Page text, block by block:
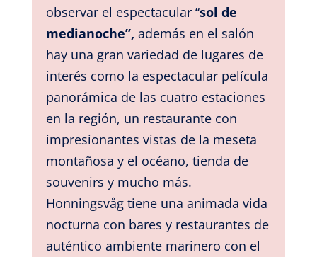
observar el espectacular “sol de
medianoche”, además en el salón
hay una gran variedad de lugares de
interés como la espectacular película
panorámica de las cuatro estaciones
en la región, un restaurante con
impresionantes vistas de la meseta
montañosa y el océano, tienda de
souvenirs y mucho más.
Honningsvåg tiene una animada vida
nocturna con bares y restaurantes de
auténtico ambiente marinero con el